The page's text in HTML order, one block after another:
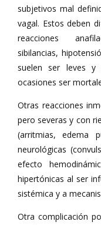
subjetivos mal
vagal. Estos deben
reacciones
sibilancias,
suelen ser leves y
ocasiones ser
Otras reacciones
pero severas y con
(arritmias, edema
neurológicas
efecto
hipertónicas al ser
sistémica y a
Otra complicación